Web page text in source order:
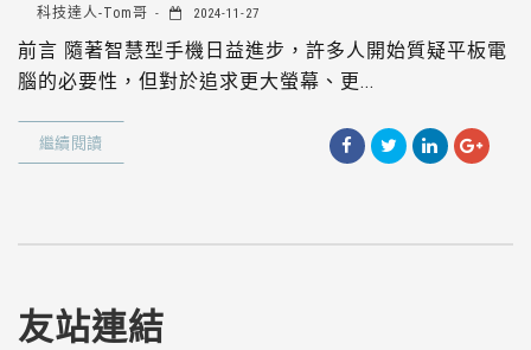
科技達人-Tom哥 2024-11-27
前言 隨著智慧型手機日益進步，許多人開始質疑平板電
腦的必要性，但對於追求更大螢幕、更...
繼續閱讀
友站連結